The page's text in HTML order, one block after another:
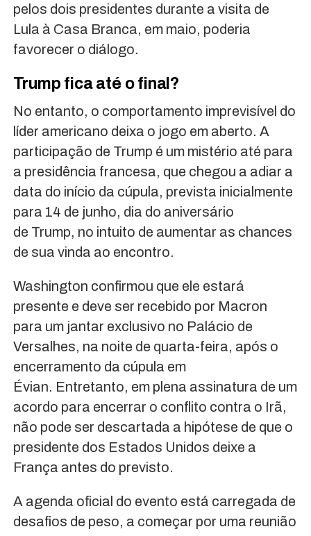
pelos dois presidentes durante a visita de
Lula à Casa Branca, em maio, poderia
favorecer o diálogo.
Trump fica até o final?
No entanto, o comportamento imprevisível do
líder americano deixa o jogo em aberto. A
participação de Trump é um mistério até para
a presidência francesa, que chegou a adiar a
data do início da cúpula, prevista inicialmente
para 14 de junho, dia do aniversário
de Trump, no intuito de aumentar as chances
de sua vinda ao encontro.
Washington confirmou que ele estará
presente e deve ser recebido por Macron
para um jantar exclusivo no Palácio de
Versalhes, na noite de quarta-feira, após o
encerramento da cúpula em
Évian. Entretanto, em plena assinatura de um
acordo para encerrar o conflito contra o Irã,
não pode ser descartada a hipótese de que o
presidente dos Estados Unidos deixe a
França antes do previsto.
A agenda oficial do evento está carregada de
desafios de peso, a começar por uma reunião